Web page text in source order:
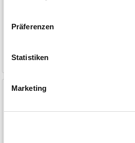
Präferenzen
Statistiken
Marketing
9,90 €
1-2 Werktage
Norwegersocke